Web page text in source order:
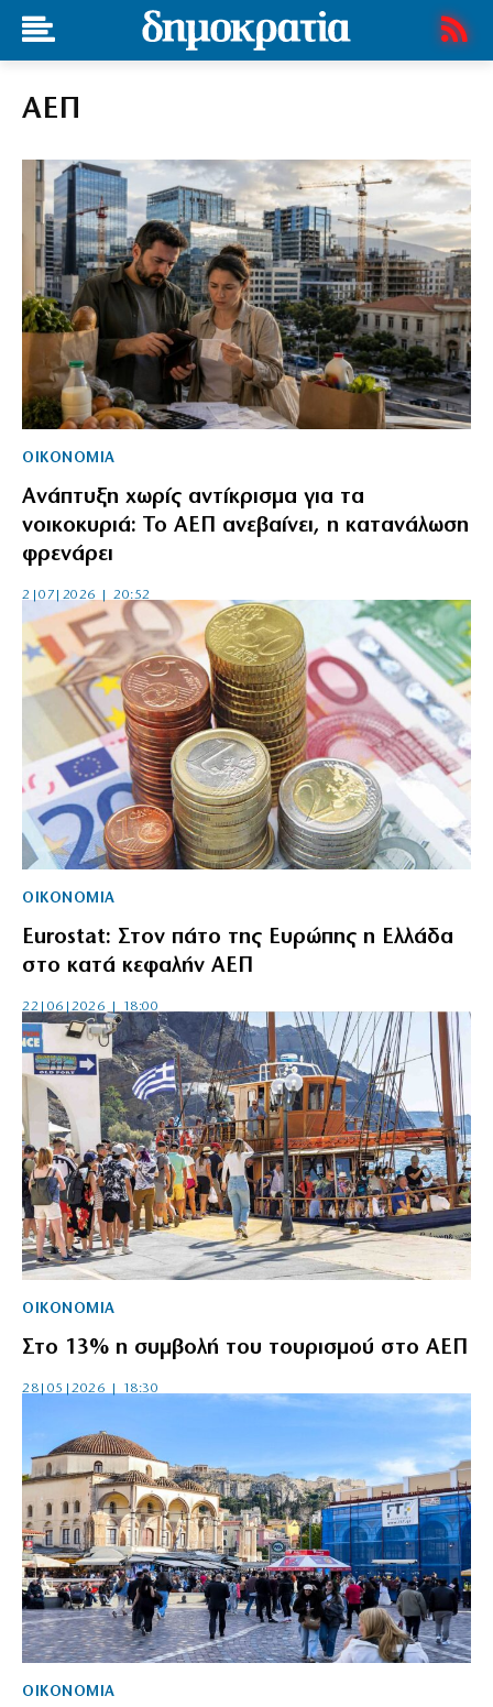
ΑΕΠ
ΟΙΚΟΝΟΜΙΑ
Ανάπτυξη χωρίς αντίκρισμα για τα
νοικοκυριά: Το ΑΕΠ ανεβαίνει, η κατανάλωση
φρενάρει
2|07|2026 | 20:52
ΟΙΚΟΝΟΜΙΑ
Eurostat: Στον πάτο της Ευρώπης η Ελλάδα
στο κατά κεφαλήν ΑΕΠ
22|06|2026 | 18:00
ΟΙΚΟΝΟΜΙΑ
Στο 13% η συμβολή του τουρισμού στο ΑΕΠ
28|05|2026 | 18:30
ΟΙΚΟΝΟΜΙΑ